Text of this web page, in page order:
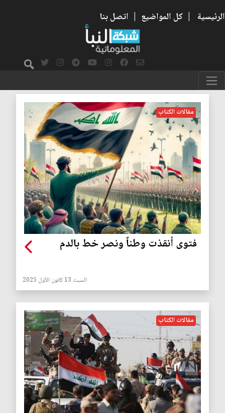
الرئيسية | كل المواضيع | اتصل بنا
التحرير
مقالات الكتاب
فتوى أنقذت وطناً ونصر خط بالدم
السبت 13 كانون الأول 2025
مقالات الكتاب